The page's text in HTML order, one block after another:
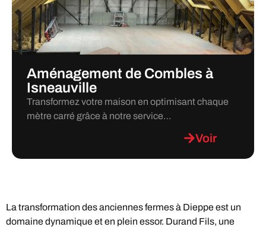
Aménagement de Combles à
Isneauville
Transformez votre maison en optimisant chaque
mètre carré grâce à notre service…
Voir
La transformation des anciennes fermes à Dieppe est un
domaine dynamique et en plein essor. Durand Fils, une